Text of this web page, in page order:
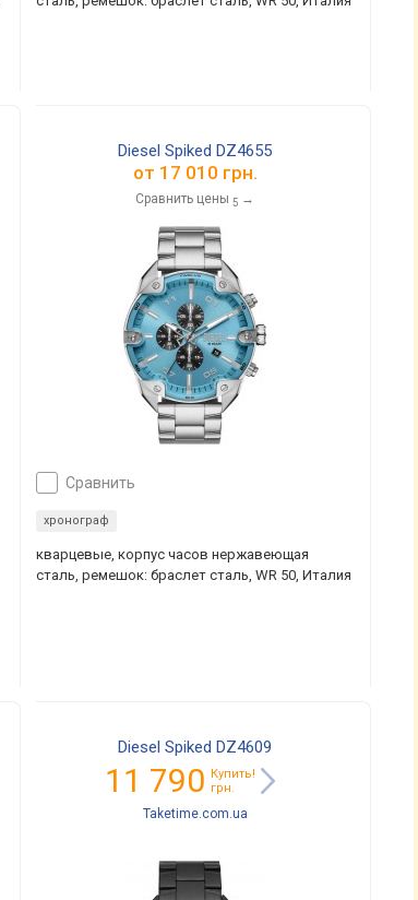
Diesel Spiked DZ4655
от 17 010 грн.
Сравнить цены 5 →
сравнить
хронограф
кварцевые, корпус часов нержавеющая
сталь, ремешок: браслет сталь, WR 50, Италия
Diesel Spiked DZ4609
11 790 Купить!
грн.
Taketime.com.ua